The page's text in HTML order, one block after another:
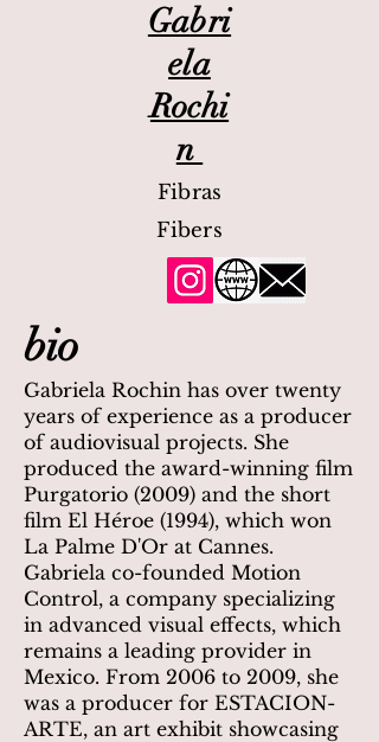
Gabri
ela
Rochi
n
Fibras
Fibers
bio
Gabriela Rochin has over twenty
years of experience as a producer
of audiovisual projects. She
produced the award-winning film
Purgatorio (2009) and the short
film El Héroe (1994), which won
La Palme D'Or at Cannes.
Gabriela co-founded Motion
Control, a company specializing
in advanced visual effects, which
remains a leading provider in
Mexico. From 2006 to 2009, she
was a producer for ESTACION-
ARTE, an art exhibit showcasing